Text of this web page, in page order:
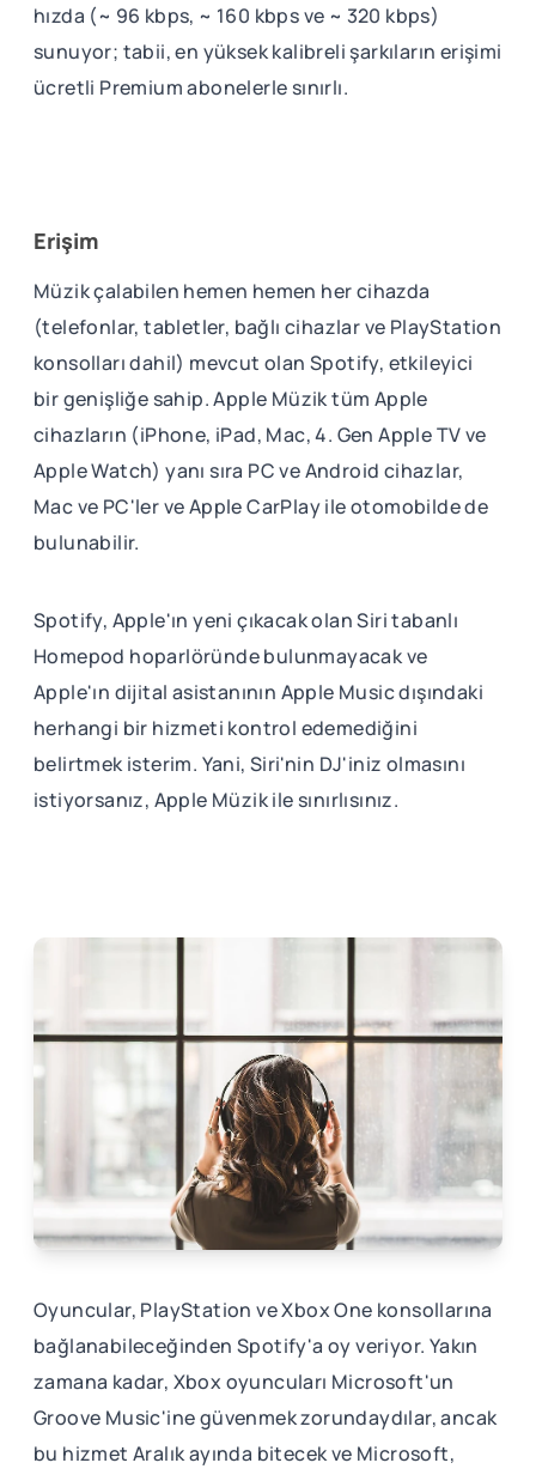
hızda (~ 96 kbps, ~ 160 kbps ve ~ 320 kbps)
sunuyor; tabii, en yüksek kalibreli şarkıların erişimi
ücretli Premium abonelerle sınırlı.
Erişim
Müzik çalabilen hemen hemen her cihazda
(telefonlar, tabletler, bağlı cihazlar ve PlayStation
konsolları dahil) mevcut olan Spotify, etkileyici
bir genişliğe sahip. Apple Müzik tüm Apple
cihazların (iPhone, iPad, Mac, 4. Gen Apple TV ve
Apple Watch) yanı sıra PC ve Android cihazlar,
Mac ve PC'ler ve Apple CarPlay ile otomobilde de
bulunabilir.
Spotify, Apple'ın yeni çıkacak olan Siri tabanlı
Homepod hoparlöründe bulunmayacak ve
Apple'ın dijital asistanının Apple Music dışındaki
herhangi bir hizmeti kontrol edemediğini
belirtmek isterim. Yani, Siri'nin DJ'iniz olmasını
istiyorsanız, Apple Müzik ile sınırlısınız.
Oyuncular, PlayStation ve Xbox One konsollarına
bağlanabileceğinden Spotify'a oy veriyor. Yakın
zamana kadar, Xbox oyuncuları Microsoft'un
Groove Music'ine güvenmek zorundaydılar, ancak
bu hizmet Aralık ayında bitecek ve Microsoft,